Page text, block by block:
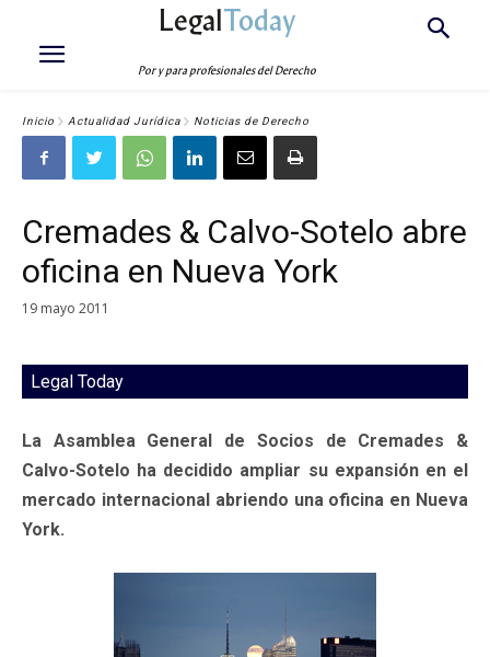
LegalToday
Por y para profesionales del Derecho
Inicio Actualidad Jurídica Noticias de Derecho
Cremades & Calvo-Sotelo abre
oficina en Nueva York
19 mayo 2011
Legal Today
La Asamblea General de Socios de Cremades &
Calvo-Sotelo ha decidido ampliar su expansión en el
mercado internacional abriendo una oficina en Nueva
York.